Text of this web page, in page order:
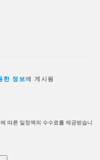
한 정보에 게시됨
따른 일정액의 수수료를 제공받습니